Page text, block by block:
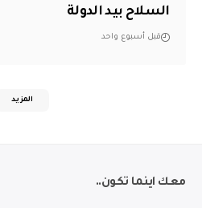
السلاح بيد الدولة
قبل أسبوع واحد
المزيد
معك اينما تكون..